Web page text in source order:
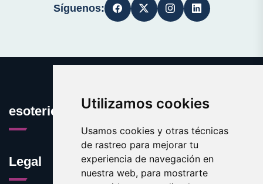
Utilizamos cookies
Usamos cookies y otras técnicas
de rastreo para mejorar tu
experiencia de navegación en
nuestra web, para mostrarte
Síguenos:
esotericos.es
Legal